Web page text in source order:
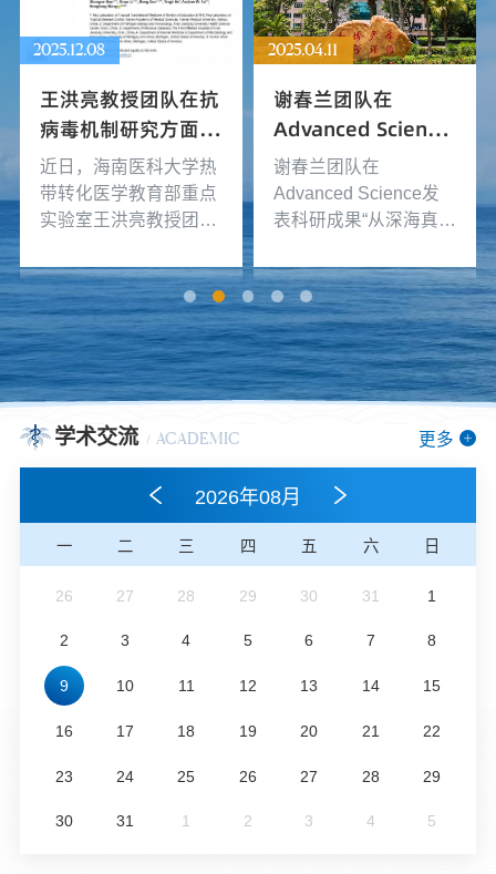
2025.12.08
王洪亮教授团队在抗
病毒机制研究方面取
得重大突破——揭示
GPI锚定系统调控肠
道病毒感染的新机
发提供新靶点
近日，海南医科大学热
带转化医学教育部重点
实验室王洪亮教授团队
（中国科学院一区
top）《PLOS
Pathogens》上发表题
为《Disrupted
glycosylphosphatidylinositol
anchoring induces ER
stress and restricts
的研究论文。该研究通
选，首次揭示了糖基磷
脂酰肌醇锚定系统在肠
道病毒感染过程中的关
过诱导内质网应激及激
活RIDD通路降解病毒
RNA的新机制。...
2025.04.11
谢春兰团队在
Advanced Science
发表科研成果“从深
海真菌中发现首个靶
向SHN3治疗骨丢失
谢春兰团队在
Advanced Science发
表科研成果“从深海真菌
治疗骨丢失的活性先导
化合物”
学术交流 ACADEMIC 更多
2026年08月
一 二 三 四 五 六 日
26 27 28 29 30 31 1
2 3 4 5 6 7 8
9 10 11 12 13 14 15
16 17 18 19 20 21 22
23 24 25 26 27 28 29
30 31 1 2 3 4 5